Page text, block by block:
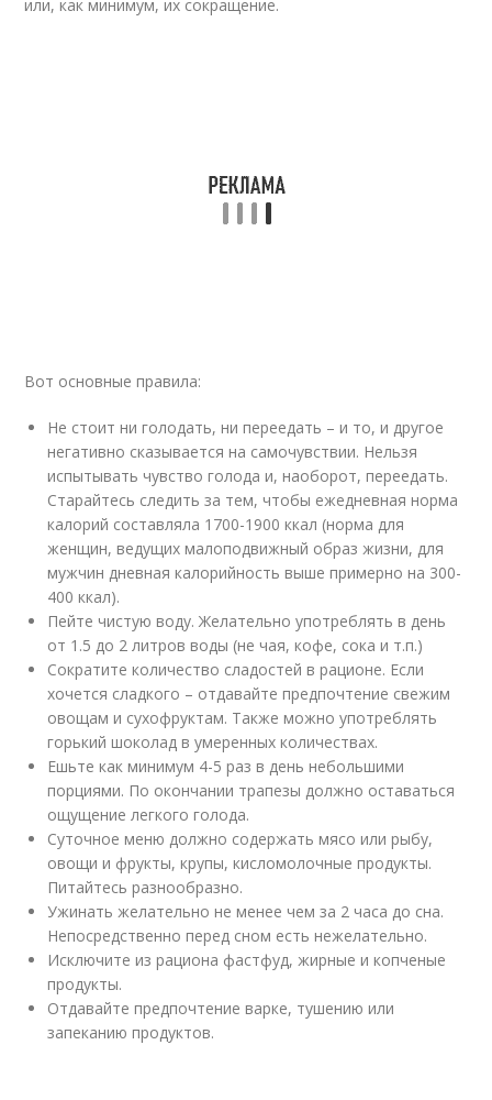
или, как минимум, их сокращение.
Вот основные правила:
Не стоит ни голодать, ни переедать – и то, и другое
негативно сказывается на самочувствии. Нельзя
испытывать чувство голода и, наоборот, переедать.
Старайтесь следить за тем, чтобы ежедневная норма
калорий составляла 1700-1900 ккал (норма для
женщин, ведущих малоподвижный образ жизни, для
мужчин дневная калорийность выше примерно на 300-
400 ккал).
Пейте чистую воду. Желательно употреблять в день
от 1.5 до 2 литров воды (не чая, кофе, сока и т.п.)
Сократите количество сладостей в рационе. Если
хочется сладкого – отдавайте предпочтение свежим
овощам и сухофруктам. Также можно употреблять
горький шоколад в умеренных количествах.
Ешьте как минимум 4-5 раз в день небольшими
порциями. По окончании трапезы должно оставаться
ощущение легкого голода.
Суточное меню должно содержать мясо или рыбу,
овощи и фрукты, крупы, кисломолочные продукты.
Питайтесь разнообразно.
Ужинать желательно не менее чем за 2 часа до сна.
Непосредственно перед сном есть нежелательно.
Исключите из рациона фастфуд, жирные и копченые
продукты.
Отдавайте предпочтение варке, тушению или
запеканию продуктов.